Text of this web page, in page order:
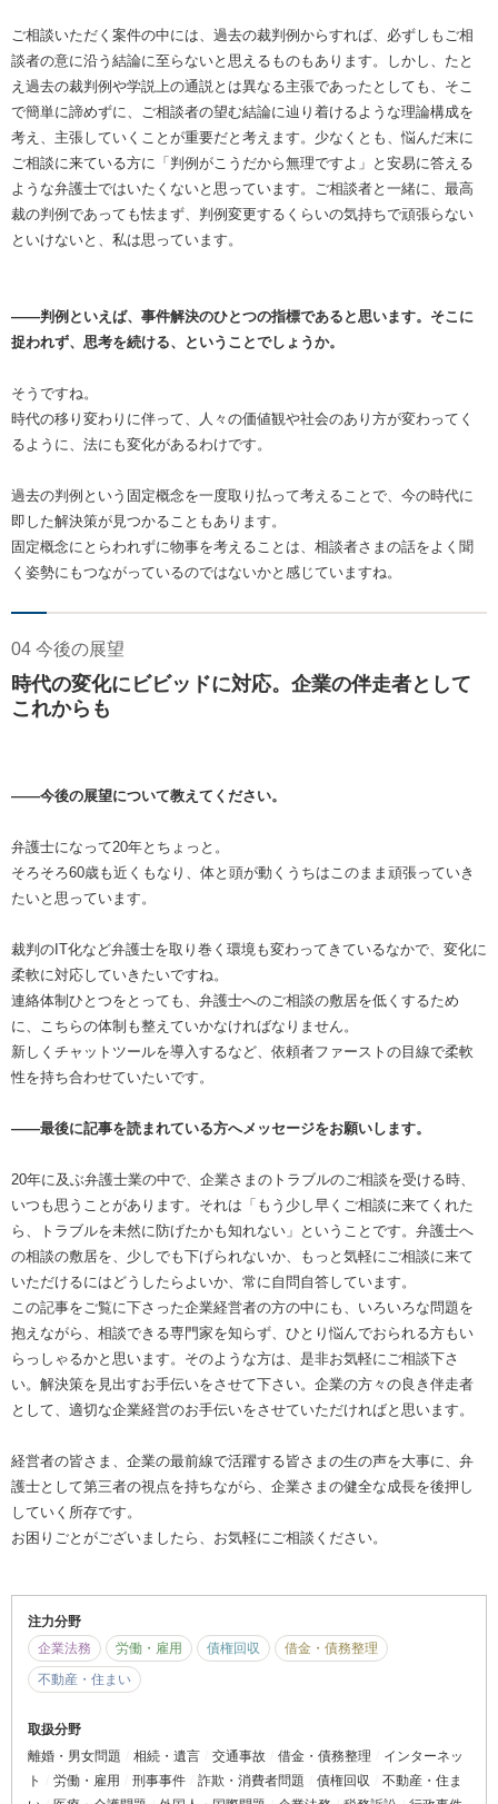
ご相談いただく案件の中には、過去の裁判例からすれば、必ずしもご相
談者の意に沿う結論に至らないと思えるものもあります。しかし、たと
え過去の裁判例や学説上の通説とは異なる主張であったとしても、そこ
で簡単に諦めずに、ご相談者の望む結論に辿り着けるような理論構成を
考え、主張していくことが重要だと考えます。少なくとも、悩んだ末に
ご相談に来ている方に「判例がこうだから無理ですよ」と安易に答える
ような弁護士ではいたくないと思っています。ご相談者と一緒に、最高
裁の判例であっても怯まず、判例変更するくらいの気持ちで頑張らない
といけないと、私は思っています。
――判例といえば、事件解決のひとつの指標であると思います。そこに
捉われず、思考を続ける、ということでしょうか。
そうですね。
時代の移り変わりに伴って、人々の価値観や社会のあり方が変わってく
るように、法にも変化があるわけです。
過去の判例という固定概念を一度取り払って考えることで、今の時代に
即した解決策が見つかることもあります。
固定概念にとらわれずに物事を考えることは、相談者さまの話をよく聞
く姿勢にもつながっているのではないかと感じていますね。
04 今後の展望
時代の変化にビビッドに対応。企業の伴走者として
これからも
――今後の展望について教えてください。
弁護士になって20年とちょっと。
たいと思っています。
裁判のIT化など弁護士を取り巻く環境も変わってきているなかで、変化に
柔軟に対応していきたいですね。
連絡体制ひとつをとっても、弁護士へのご相談の敷居を低くするため
に、こちらの体制も整えていかなければなりません。
新しくチャットツールを導入するなど、依頼者ファーストの目線で柔軟
性を持ち合わせていたいです。
――最後に記事を読まれている方へメッセージをお願いします。
20年に及ぶ弁護士業の中で、企業さまのトラブルのご相談を受ける時、
いつも思うことがあります。それは「もう少し早くご相談に来てくれた
ら、トラブルを未然に防げたかも知れない」ということです。弁護士へ
の相談の敷居を、少しでも下げられないか、もっと気軽にご相談に来て
この記事をご覧に下さった企業経営者の方の中にも、いろいろな問題を
抱えながら、相談できる専門家を知らず、ひとり悩んでおられる方もい
らっしゃるかと思います。そのような方は、是非お気軽にご相談下さ
い。解決策を見出すお手伝いをさせて下さい。企業の方々の良き伴走者
経営者の皆さま、企業の最前線で活躍する皆さまの生の声を大事に、弁
護士として第三者の視点を持ちながら、企業さまの健全な成長を後押し